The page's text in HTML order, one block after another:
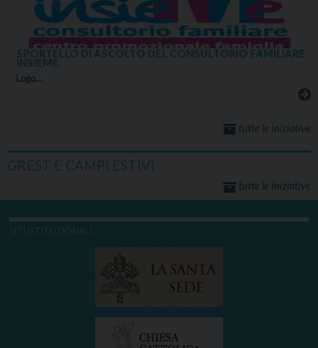
SPORTELLO DI ASCOLTO DEL CONSULTORIO FAMILIARE
INSIEME
Logo…
tutte le iniziative
GREST E CAMPI ESTIVI
tutte le iniziative
SITI ISTITUZIONALI